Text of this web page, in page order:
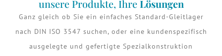
unsere Produkte, Ihre Lösungen
Ganz gleich ob Sie ein einfaches Standard-Gleitlager
nach DIN ISO 3547 suchen, oder eine kundenspezifisch
ausgelegte und gefertigte Spezialkonstruktion